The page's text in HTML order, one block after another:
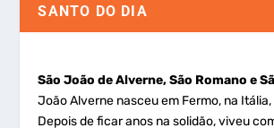
SANTO DO DIA
São João de Alverne, São Romano e
João Alverne nasceu em Fermo, na Itália,
Depois de ficar anos na solidão, viveu